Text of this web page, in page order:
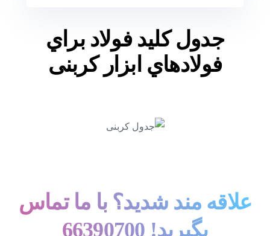
جدول کليد فولاد براي
فولادهاي ابزار کربنی
علاقه مند شديد؟ با ما تماس
بگيريد! 66390700